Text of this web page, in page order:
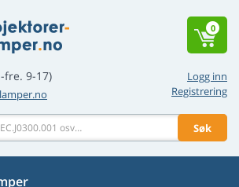
Logg inn
Registrering
fre. 9-17)
Søk
0